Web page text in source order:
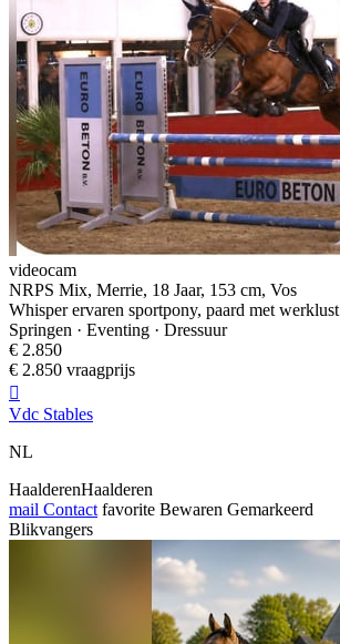
videocam
NRPS Mix, Merrie, 18 Jaar, 153 cm, Vos
Whisper ervaren sportpony, paard met werklust
Springen · Eventing · Dressuur
€ 2.850
€ 2.850 vraagprijs

Vdc Stables
NL
HaalderenHaalderen
mail Contact favorite Bewaren Gemarkeerd
Blikvangers